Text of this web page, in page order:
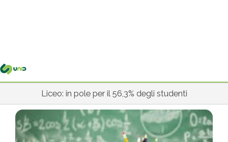
Liceo: in pole per il 56,3% degli studenti